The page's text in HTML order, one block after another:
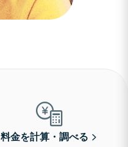
料金を計算・調べる